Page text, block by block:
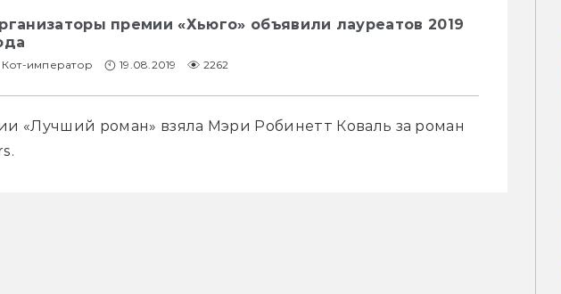
премии «Хьюго» объявили лауреатов 2019
Кот-император 19.08.2019 2262
«Лучший роман» взяла Мэри Робинетт Коваль за роман